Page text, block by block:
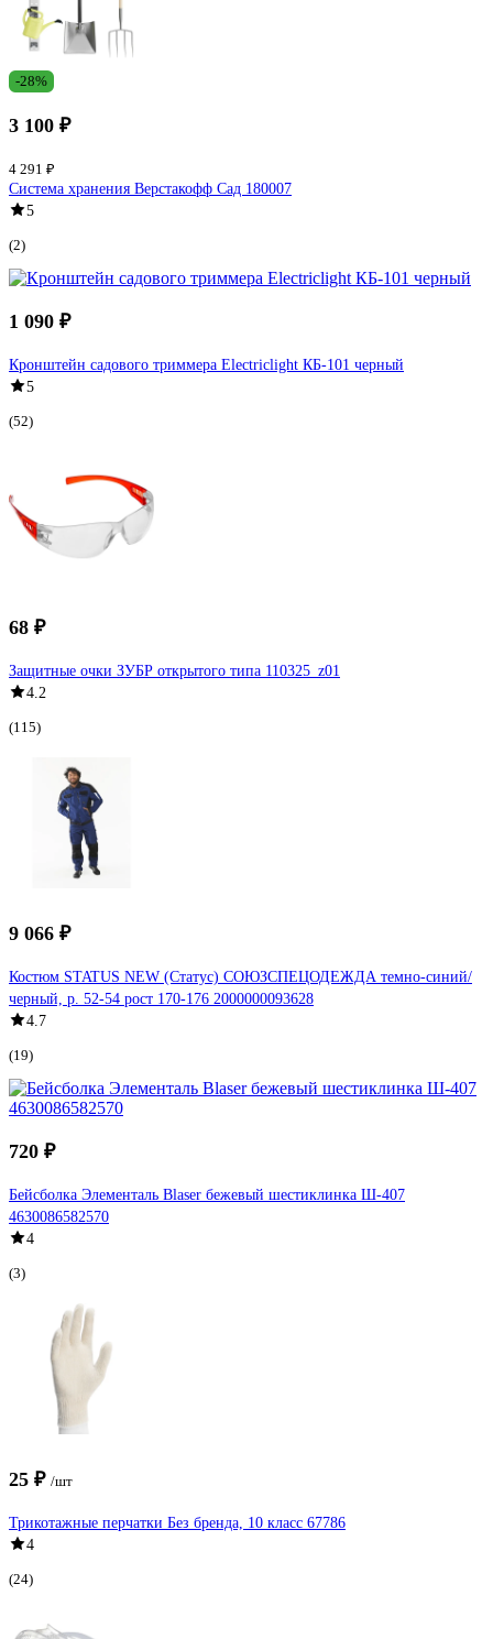
-28%
3 100 ₽
4 291 ₽
Система хранения Верстакофф Сад 180007
5
(2)
1 090 ₽
Кронштейн садового триммера Electriclight КБ-101 черный
5
(52)
68 ₽
Защитные очки ЗУБР открытого типа 110325_z01
4.2
(115)
9 066 ₽
Костюм STATUS NEW (Статус) СОЮЗСПЕЦОДЕЖДА темно-синий/
черный, р. 52-54 рост 170-176 2000000093628
4.7
(19)
720 ₽
Бейсболка Элементаль Blaser бежевый шестиклинка Ш-407
4630086582570
4
(3)
25 ₽ /шт
Трикотажные перчатки Без бренда, 10 класс 67786
4
(24)